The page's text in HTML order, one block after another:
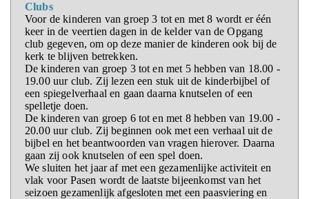
Clubs
Voor de kinderen van groep 3 tot en met 8 wordt er één
keer in de veertien dagen in de kelder van de Opgang
club gegeven, om op deze manier de kinderen ook bij de
kerk te blijven betrekken.
De kinderen van groep 3 tot en met 5 hebben van 18.00 -
19.00 uur club. Zij lezen een stuk uit de kinderbijbel of
een spiegelverhaal en gaan daarna knutselen of een
spelletje doen.
De kinderen van groep 6 tot en met 8 hebben van 19.00 -
20.00 uur club. Zij beginnen ook met een verhaal uit de
bijbel en het beantwoorden van vragen hierover. Daarna
gaan zij ook knutselen of een spel doen.
We sluiten het jaar af met een gezamenlijke activiteit en
vlak voor Pasen wordt de laatste bijeenkomst van het
seizoen gezamenlijk afgesloten met een paasviering en